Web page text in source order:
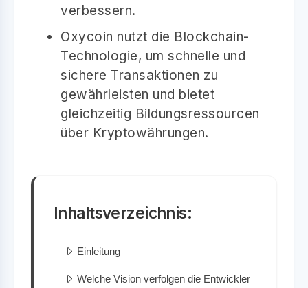
verbessern.
Oxycoin nutzt die Blockchain-
Technologie, um schnelle und
sichere Transaktionen zu
gewährleisten und bietet
gleichzeitig Bildungsressourcen
über Kryptowährungen.
Inhaltsverzeichnis:
Einleitung
Welche Vision verfolgen die Entwickler